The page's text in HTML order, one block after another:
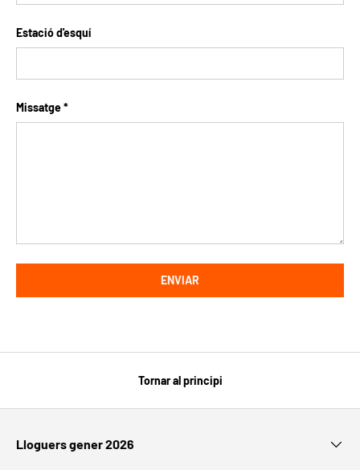
Estació d'esquí
Missatge
ENVIAR
Tornar al principi
Lloguers gener 2026